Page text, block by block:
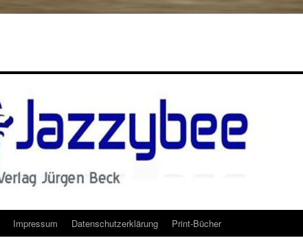
Impressum Datenschutzerklärung Print-Bücher